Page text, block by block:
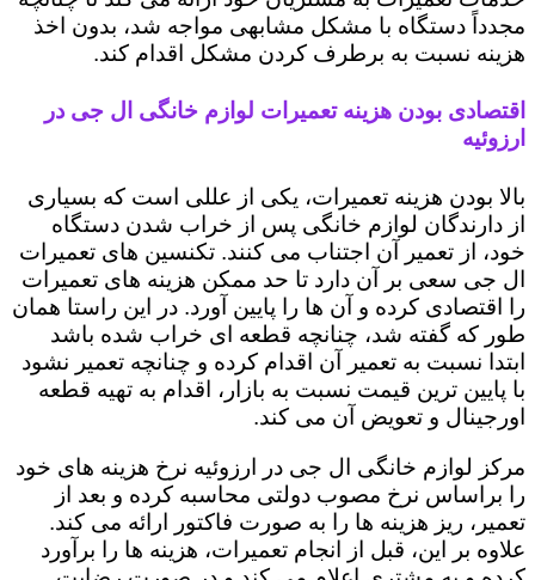
مجدداً دستگاه با مشکل مشابهی مواجه شد، بدون اخذ
هزینه نسبت به برطرف کردن مشکل اقدام کند.
اقتصادی بودن هزینه تعمیرات لوازم خانگی ال جی در
ارزوئیه
بالا بودن هزینه تعمیرات، یکی از عللی است که بسیاری
از دارندگان لوازم خانگی پس از خراب شدن دستگاه
خود، از تعمیر آن اجتناب می کنند. تکنسین های تعمیرات
ال جی سعی بر آن دارد تا حد ممکن هزینه های تعمیرات
را اقتصادی کرده و آن ها را پایین آورد. در این راستا همان
طور که گفته شد، چنانچه قطعه ای خراب شده باشد
ابتدا نسبت به تعمیر آن اقدام کرده و چنانچه تعمیر نشود
با پایین ترین قیمت نسبت به بازار، اقدام به تهیه قطعه
اورجینال و تعویض آن می کند.
مرکز لوازم خانگی ال جی در ارزوئیه نرخ هزینه های خود
را براساس نرخ مصوب دولتی محاسبه کرده و بعد از
تعمیر، ریز هزینه ها را به صورت فاکتور ارائه می کند.
علاوه بر این، قبل از انجام تعمیرات، هزینه ها را برآورد